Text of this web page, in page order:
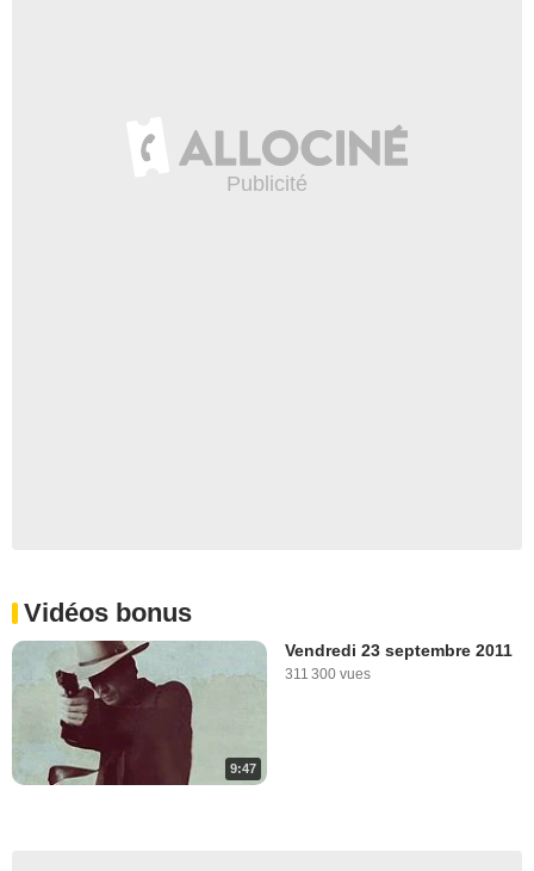
Vidéos bonus
9:47
Vendredi 23 septembre 2011
311 300 vues